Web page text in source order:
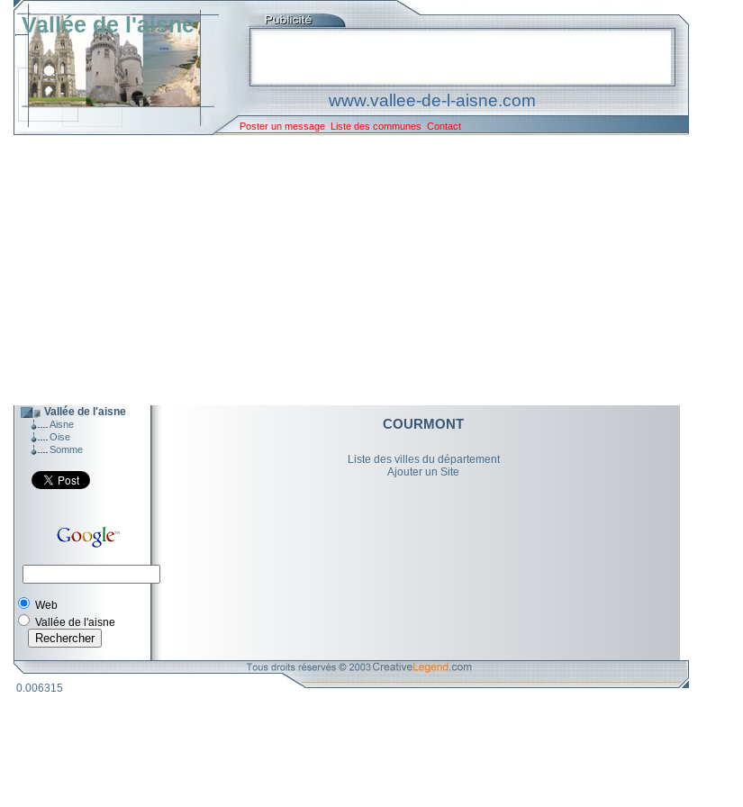
Vallée de l'aisne
www.vallee-de-l-aisne.com
Poster un message Liste des communes Contact
Vallée de l'aisne
Aisne
Oise
Somme
Web
Vallée de l'aisne
COURMONT
Liste des villes du département
Ajouter un Site
0.006315